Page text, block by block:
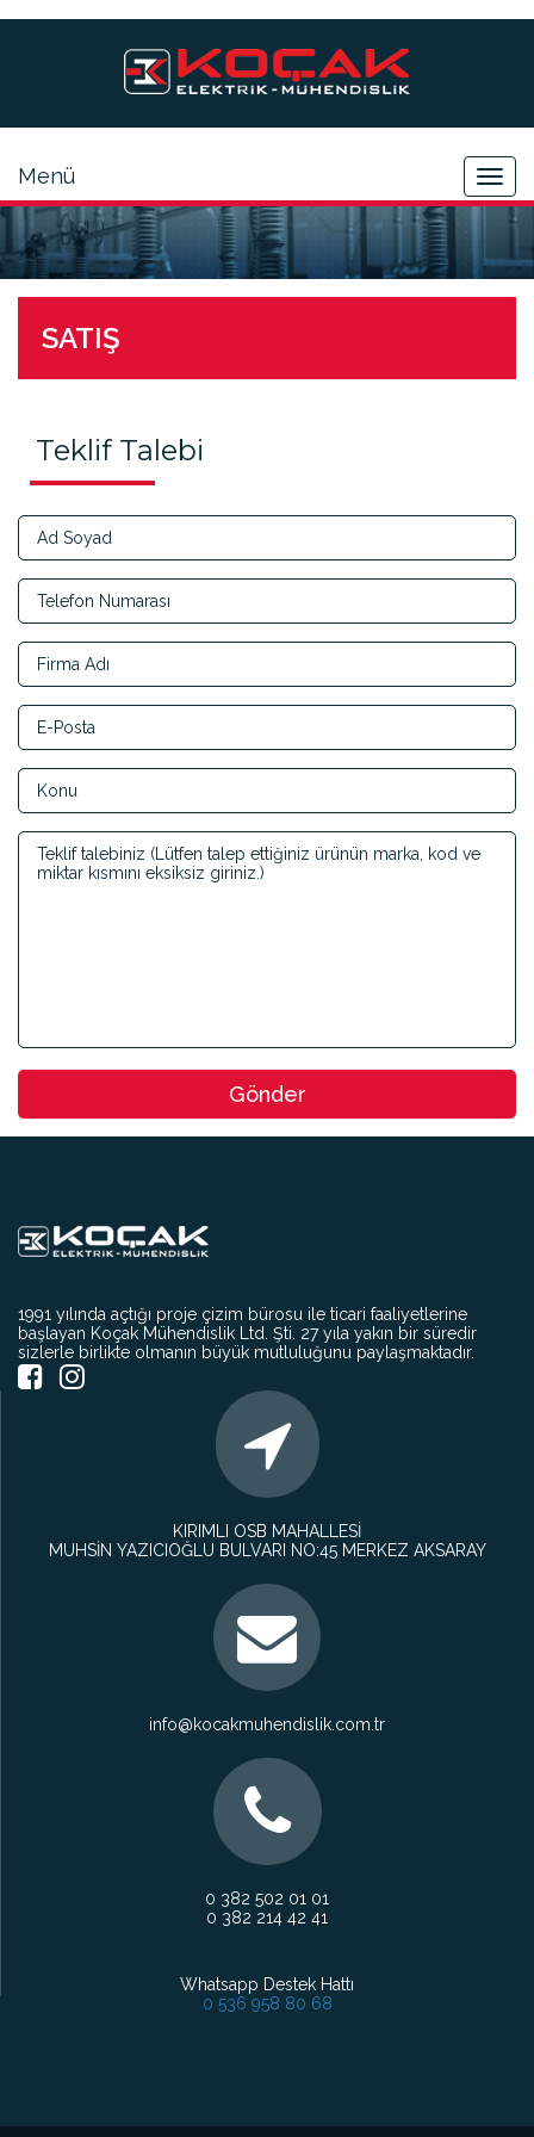
Menü
SATIŞ
Teklif Talebi
Gönder
1991 yılında açtığı proje çizim bürosu ile ticari faaliyetlerine
başlayan Koçak Mühendislik Ltd. Şti. 27 yıla yakın bir süredir
sizlerle birlikte olmanın büyük mutluluğunu paylaşmaktadır.
KIRIMLI OSB MAHALLESİ
MUHSİN YAZICIOĞLU BULVARI NO:45 MERKEZ AKSARAY
info@kocakmuhendislik.com.tr
0 382 502 01 01
0 382 214 42 41
Whatsapp Destek Hattı
0 536 958 80 68